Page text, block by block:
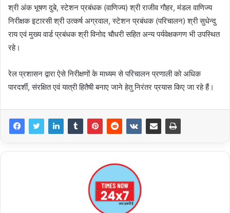
श्री अंक भूषण दुबे, स्टेशन प्रबंधक (वाणिज्य) श्री राजीव गौहर, मंडल वाणिज्य
निरीक्षक इटारसी श्री उत्कर्ष अग्रवाल, स्टेशन प्रबंधक (परिचालन) श्री सुधेन्दु
राय एवं मुख्य वार्ड प्रबंधक श्री विनोद चौधरी सहित अन्य पर्यवेक्षकगण भी उपस्थित
रहे।
रेल प्रशासन द्वारा ऐसे निरीक्षणों के माध्यम से परिचालन प्रणाली को अधिक
पारदर्शी, संरक्षित एवं यात्री हितैषी बनाए जाने हेतु निरंतर प्रयास किए जा रहे हैं।